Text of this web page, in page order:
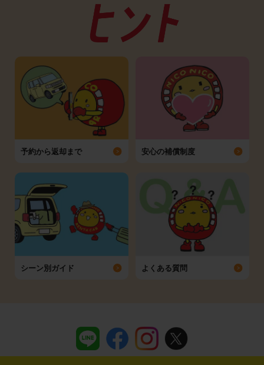
予約から返却まで 安心の補償制度
シーン別ガイド よくある質問